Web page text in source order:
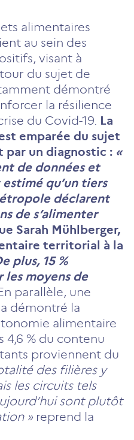
alimentaires
au sein des
visant à
du sujet de
démontré
la résilience
du Covid-19. La
emparée du sujet
par un diagnostic : «
de données et
qu’un tiers
déclarent
de s’alimenter
Sarah Mühlberger,
territorial à la
plus, 15 %
les moyens de
parallèle, une
démontré la
alimentaire
4,6 % du contenu
proviennent du
des filières y
les circuits tels
sont plutôt
» reprend la